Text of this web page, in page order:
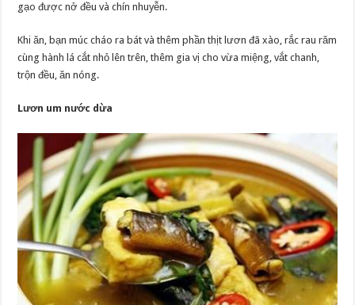
gạo được nở đều và chín nhuyễn.
Khi ăn, bạn múc cháo ra bát và thêm phần thịt lươn đã xào, rắc rau răm
cùng hành lá cắt nhỏ lên trên, thêm gia vị cho vừa miệng, vắt chanh,
trộn đều, ăn nóng.
Lươn um nước dừa